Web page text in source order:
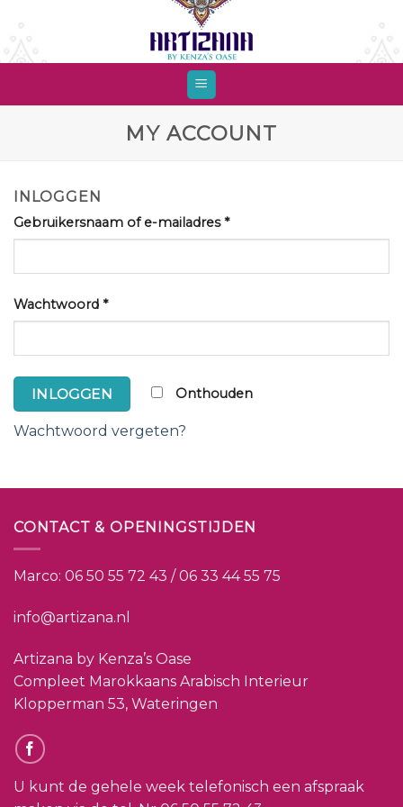
to
content
MY ACCOUNT
INLOGGEN
Gebruikersnaam of e-mailadres*
Wachtwoord *
Onthouden
Wachtwoord vergeten?
CONTACT & OPENINGSTIJDEN
Marco: 06 50 55 72 43 / 06 33 44 55 75
info@artizana.nl
Artizana by Kenza’s Oase
Compleet Marokkaans Arabisch Interieur
Klopperman 53, Wateringen
U kunt de gehele week telefonisch een afspraak